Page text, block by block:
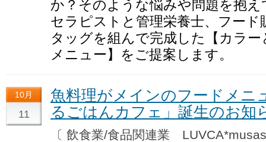
か？そのような悩みや問題を抱
セラピストと管理栄養士、フー
タッグを組んで完成した【カラ
メニュー】をご提案します。
10月
11
魚料理がメインのフードメニ
るごはんカフェ」誕生のお知
〔 飲食業/食品関連業